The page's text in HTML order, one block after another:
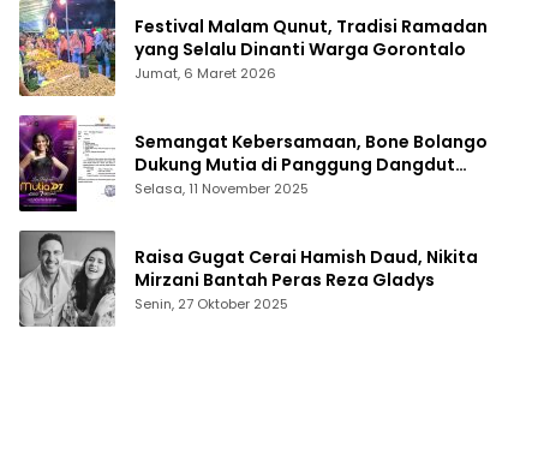
Festival Malam Qunut, Tradisi Ramadan
yang Selalu Dinanti Warga Gorontalo
Jumat, 6 Maret 2026
Semangat Kebersamaan, Bone Bolango
Dukung Mutia di Panggung Dangdut
Academy 7
Selasa, 11 November 2025
Raisa Gugat Cerai Hamish Daud, Nikita
Mirzani Bantah Peras Reza Gladys
Senin, 27 Oktober 2025